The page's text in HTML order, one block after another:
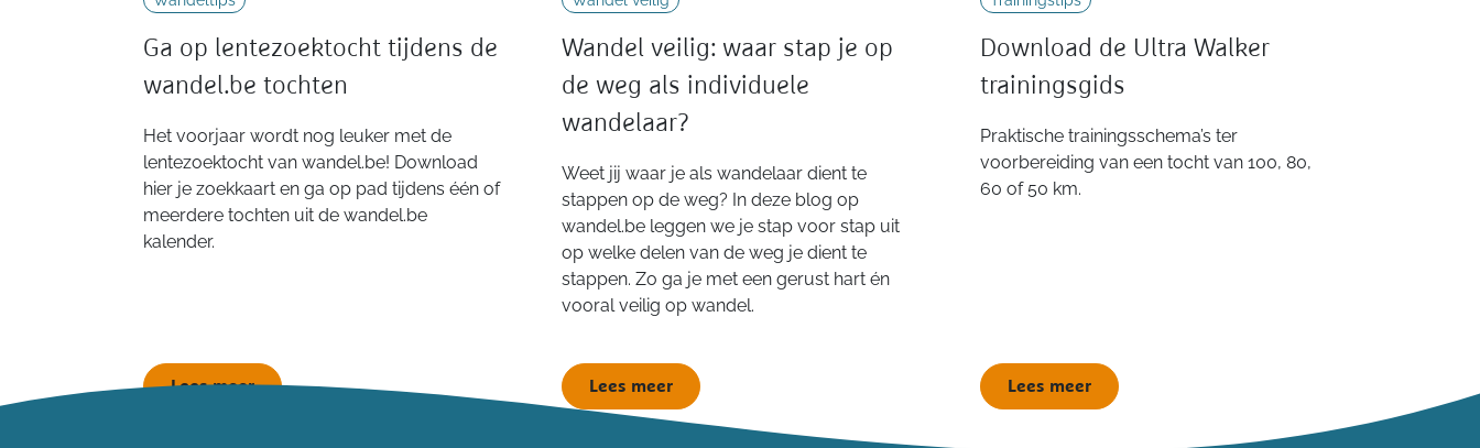
Ga op lentezoektocht tijdens de
wandel.be tochten
Het voorjaar wordt nog leuker met de
lentezoektocht van wandel.be! Download
hier je zoekkaart en ga op pad tijdens één of
meerdere tochten uit de wandel.be
kalender.
Lees meer
Wandel veilig: waar stap je op
de weg als individuele
wandelaar?
Weet jij waar je als wandelaar dient te
stappen op de weg? In deze blog op
wandel.be leggen we je stap voor stap uit
op welke delen van de weg je dient te
stappen. Zo ga je met een gerust hart én
vooral veilig op wandel.
Lees meer
Download de Ultra Walker
trainingsgids
Praktische trainingsschema’s ter
voorbereiding van een tocht van 100, 80,
60 of 50 km.
Lees meer